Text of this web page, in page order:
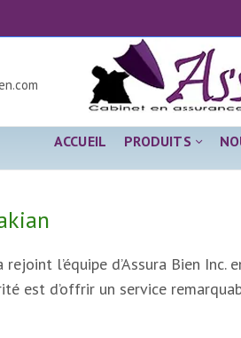
ACCUEIL PRODUITS
l’équipe d’Assura Bien Inc.
est d’offrir un service